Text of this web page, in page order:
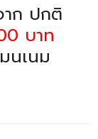
าก ปกติ
บาท
นเนม